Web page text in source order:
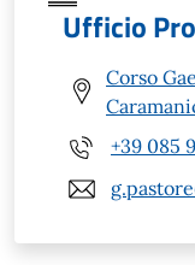
Ufficio
Corso
+39 085